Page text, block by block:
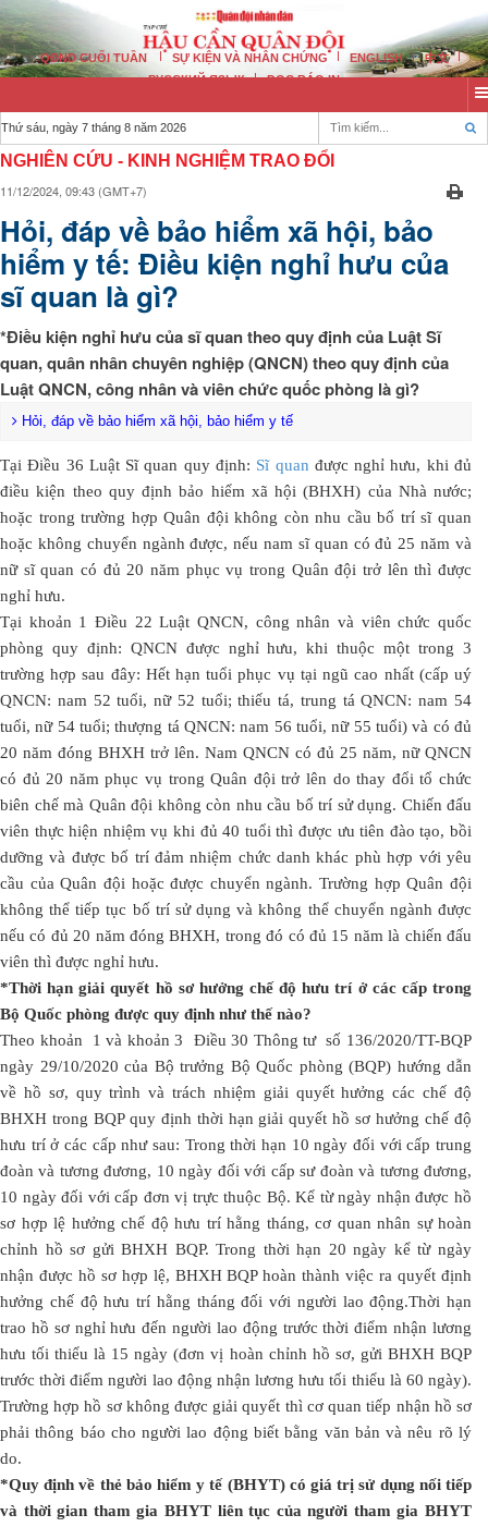
QĐND CUỐI TUẦN SỰ KIỆN VÀ NHÂN CHỨNG ENGLISH
中文
РУССКИЙ ЯЗЫК
ĐỌC BÁO IN
Thứ sáu, ngày 7 tháng 8 năm 2026
NGHIÊN CỨU - KINH NGHIỆM TRAO ĐỔI
11/12/2024, 09:43 (GMT+7)
Hỏi, đáp về bảo hiểm xã hội, bảo
hiểm y tế: Điều kiện nghỉ hưu của
sĩ quan là gì?
*Điều kiện nghỉ hưu của sĩ quan theo quy định của Luật Sĩ
quan, quân nhân chuyên nghiệp (QNCN) theo quy định của
Luật QNCN, công nhân và viên chức quốc phòng là gì?
Hỏi, đáp về bảo hiểm xã hội, bảo hiểm y tế
Tại Điều 36 Luật Sĩ quan quy định: Sĩ quan được nghỉ hưu, khi đủ
điều kiện theo quy định bảo hiểm xã hội (BHXH) của Nhà nước;
hoặc trong trường hợp Quân đội không còn nhu cầu bố trí sĩ quan
hoặc không chuyển ngành được, nếu nam sĩ quan có đủ 25 năm và
nữ sĩ quan có đủ 20 năm phục vụ trong Quân đội trở lên thì được
nghỉ hưu.
Tại khoản 1 Điều 22 Luật QNCN, công nhân và viên chức quốc
phòng quy định: QNCN được nghỉ hưu, khi thuộc một trong 3
trường hợp sau đây: Hết hạn tuổi phục vụ tại ngũ cao nhất (cấp uý
QNCN: nam 52 tuổi, nữ 52 tuổi; thiếu tá, trung tá QNCN: nam 54
tuổi, nữ 54 tuổi; thượng tá QNCN: nam 56 tuổi, nữ 55 tuổi) và có đủ
20 năm đóng BHXH trở lên. Nam QNCN có đủ 25 năm, nữ QNCN
có đủ 20 năm phục vụ trong Quân đội trở lên do thay đổi tổ chức
biên chế mà Quân đội không còn nhu cầu bố trí sử dụng. Chiến đấu
viên thực hiện nhiệm vụ khi đủ 40 tuổi thì được ưu tiên đào tạo, bồi
dưỡng và được bố trí đảm nhiệm chức danh khác phù hợp với yêu
cầu của Quân đội hoặc được chuyển ngành. Trường hợp Quân đội
không thể tiếp tục bố trí sử dụng và không thể chuyển ngành được
nếu có đủ 20 năm đóng BHXH, trong đó có đủ 15 năm là chiến đấu
viên thì được nghỉ hưu.
*Thời hạn giải quyết hồ sơ hưởng chế độ hưu trí ở các cấp trong
Bộ Quốc phòng được quy định như thế nào?
Theo khoản 1 và khoản 3 Điều 30 Thông tư số 136/2020/TT-BQP
ngày 29/10/2020 của Bộ trưởng Bộ Quốc phòng (BQP) hướng dẫn
về hồ sơ, quy trình và trách nhiệm giải quyết hưởng các chế độ
BHXH trong BQP quy định thời hạn giải quyết hồ sơ hưởng chế độ
hưu trí ở các cấp như sau: Trong thời hạn 10 ngày đối với cấp trung
đoàn và tương đương, 10 ngày đối với cấp sư đoàn và tương đương,
10 ngày đối với cấp đơn vị trực thuộc Bộ. Kể từ ngày nhận được hồ
sơ hợp lệ hưởng chế độ hưu trí hằng tháng, cơ quan nhân sự hoàn
chỉnh hồ sơ gửi BHXH BQP. Trong thời hạn 20 ngày kể từ ngày
nhận được hồ sơ hợp lệ, BHXH BQP hoàn thành việc ra quyết định
hưởng chế độ hưu trí hằng tháng đối với người lao động.Thời hạn
trao hồ sơ nghỉ hưu đến người lao động trước thời điểm nhận lương
hưu tối thiểu là 15 ngày (đơn vị hoàn chỉnh hồ sơ, gửi BHXH BQP
trước thời điểm người lao động nhận lương hưu tối thiểu là 60 ngày).
Trường hợp hồ sơ không được giải quyết thì cơ quan tiếp nhận hồ sơ
phải thông báo cho người lao động biết bằng văn bản và nêu rõ lý
do.
*Quy định về thẻ bảo hiểm y tế (BHYT) có giá trị sử dụng nối tiếp
và thời gian tham gia BHYT liên tục của người tham gia BHYT